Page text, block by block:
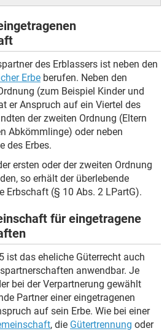
des Erblassers ist neben den
Erbe berufen. Neben den
(zum Beispiel Kinder und
er Anspruch auf ein Viertel des
der zweiten Ordnung (Eltern
Abkömmlinge) oder neben
des Erbes.
ersten oder der zweiten Ordnung
so erhält der überlebende
Erbschaft (§ 10 Abs. 2 LPartG).
für eingetragene
ist das eheliche Güterrecht auch
anwendbar. Je
bei der Verpartnerung gewählt
Partner einer eingetragenen
auf sein Erbe. Wie bei einer
, die Gütertrennung oder